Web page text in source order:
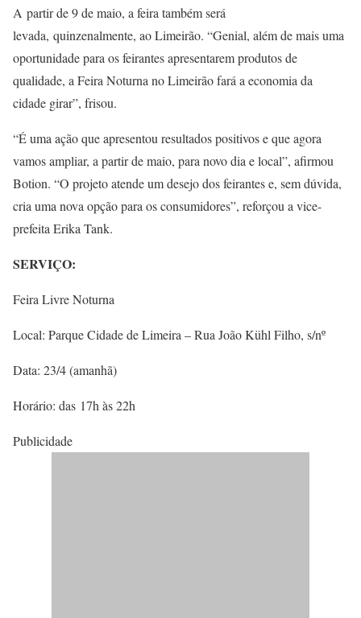
A partir de 9 de maio, a feira também será
levada, quinzenalmente, ao Limeirão. “Genial, além de mais uma
oportunidade para os feirantes apresentarem produtos de
qualidade, a Feira Noturna no Limeirão fará a economia da
cidade girar”, frisou.
“É uma ação que apresentou resultados positivos e que agora
vamos ampliar, a partir de maio, para novo dia e local”, afirmou
Botion. “O projeto atende um desejo dos feirantes e, sem dúvida,
cria uma nova opção para os consumidores”, reforçou a vice-
prefeita Erika Tank.
SERVIÇO:
Feira Livre Noturna
Local: Parque Cidade de Limeira – Rua João Kühl Filho, s/nº
Data: 23/4 (amanhã)
Horário: das 17h às 22h
Publicidade